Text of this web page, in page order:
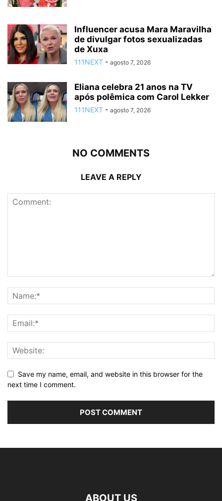
Influencer acusa Mara Maravilha
de divulgar fotos sexualizadas
de Xuxa
111NEXT - agosto 7, 2026
Eliana celebra 21 anos na TV
após polêmica com Carol Lekker
111NEXT - agosto 7, 2026
NO COMMENTS
LEAVE A REPLY
Save my name, email, and website in this browser for the
next time I comment.
ABOUT US